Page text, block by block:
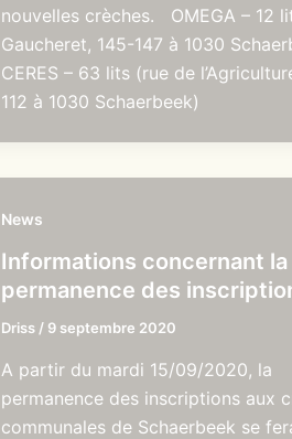
nouvelles crèches. OMEGA – 12
Gaucheret, 145-147 à 1030
CERES – 63 lits (rue de
112 à 1030 Schaerbeek)
News
Informations concernant la
permanence des
Driss / 9 septembre 2020
A partir du mardi 15/09/2020, la
permanence des inscriptions aux
communales de Schaerbeek se